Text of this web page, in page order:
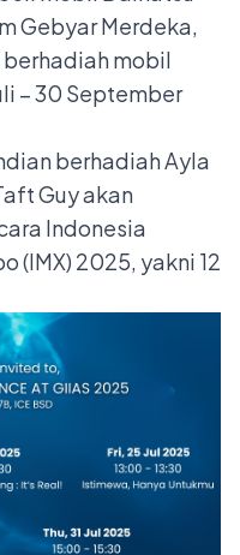
Gebyar Merdeka,
mobil
– 30 September
berhadiah Ayla
Guy akan
Indonesia
(IMX) 2025, yakni 12